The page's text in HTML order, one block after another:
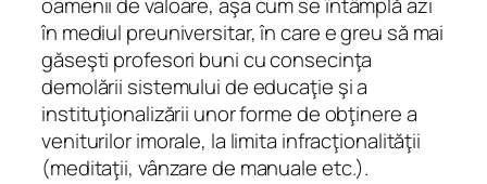
oamenii de valoare, aşa cum se întâmplă azi
în mediul preuniversitar, în care e greu să mai
găseşti profesori buni cu consecinţa
demolării sistemului de educaţie şi a
instituţionalizării unor forme de obţinere a
veniturilor imorale, la limita infracţionalităţii
(meditaţii, vânzare de manuale etc.).